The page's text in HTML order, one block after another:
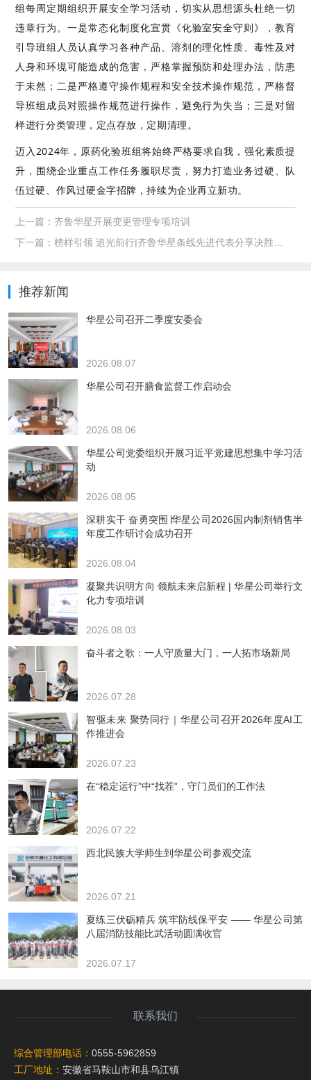
组每周定期组织开展安全学习活动，切实从思想源头杜绝一切
违章行为。一是常态化制度化宣贯《化验室安全守则》，教育
引导班组人员认真学习各种产品、溶剂的理化性质、毒性及对
人身和环境可能造成的危害，严格掌握预防和处理办法，防患
于未然；二是严格遵守操作规程和安全技术操作规范，严格督
导班组成员对照操作规范进行操作，避免行为失当；三是对留
样进行分类管理，定点存放，定期清理。
迈入2024年，原药化验班组将始终严格要求自我，强化素质提
升，围绕企业重点工作任务履职尽责，努力打造业务过硬、队
伍过硬、作风过硬金字招牌，持续为企业再立新功。
上一篇：齐鲁华星开展变更管理专项培训
下一篇：榜样引领 追光前行|齐鲁华星条线先进代表分享决胜秘决
推荐新闻
华星公司召开二季度安委会
2026.08.07
华星公司召开膳食监督工作启动会
2026.08.06
华星公司党委组织开展习近平党建思想集中学习活
动
2026.08.05
深耕实干 奋勇突围∣华星公司2026国内制剂销售半
年度工作研讨会成功召开
2026.08.04
凝聚共识明方向 领航未来启新程 | 华星公司举行文
化力专项培训
2026.08.03
奋斗者之歌：一人守质量大门，一人拓市场新局
2026.07.28
智驱未来 聚势同行｜华星公司召开2026年度AI工
作推进会
2026.07.23
在“稳定运行”中“找茬”，守门员们的工作法
2026.07.22
西北民族大学师生到华星公司参观交流
2026.07.21
夏练三伏砺精兵 筑牢防线保平安 —— 华星公司第
八届消防技能比武活动圆满收官
2026.07.17
联系我们
综合管理部电话： 0555-5962859
工厂地址： 安徽省马鞍山市和县乌江镇